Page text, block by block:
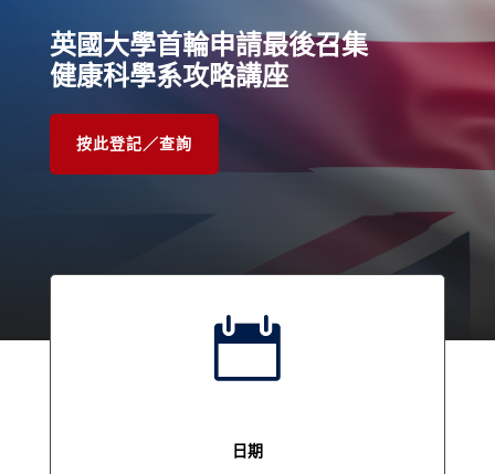
英國大學首輪申請最後召集
健康科學系攻略講座
按此登記／查詢

日期